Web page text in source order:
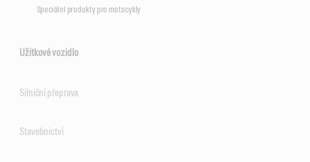
Speciální produkty pro motocykly
Užitkové vozidlo
Silniční přeprava
Stavebnictví